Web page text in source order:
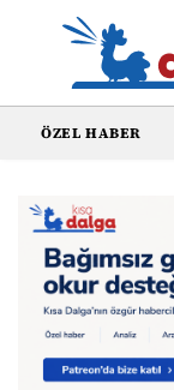
ÖZEL HABER